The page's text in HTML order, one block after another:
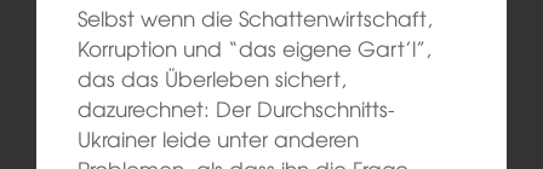
Selbst wenn die Schattenwirtschaft,
Korruption und “das eigene Gart’l”,
das das Überleben sichert,
dazurechnet: Der Durchschnitts-
Ukrainer leide unter anderen